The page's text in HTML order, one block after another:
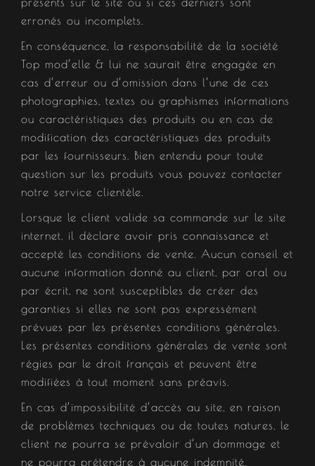
erronés ou incomplets.
En conséquence, la responsabilité de la société
Top mod’elle & lui ne saurait être engagée en
cas d’erreur ou d’omission dans l’une de ces
photographies, textes ou graphismes informations
ou caractéristiques des produits ou en cas de
modification des caractéristiques des produits
par les fournisseurs. Bien entendu pour toute
question sur les produits vous pouvez contacter
notre service clientèle.
Lorsque le client valide sa commande sur le site
internet, il déclare avoir pris connaissance et
accepté les conditions de vente. Aucun conseil et
aucune information donné au client, par oral ou
par écrit, ne sont susceptibles de créer des
garanties si elles ne sont pas expressément
prévues par les présentes conditions générales.
Les présentes conditions générales de vente sont
régies par le droit français et peuvent être
modifiées à tout moment sans préavis.
En cas d’impossibilité d’accès au site, en raison
de problèmes techniques ou de toutes natures, le
client ne pourra se prévaloir d’un dommage et
ne pourra prétendre à aucune indemnité.